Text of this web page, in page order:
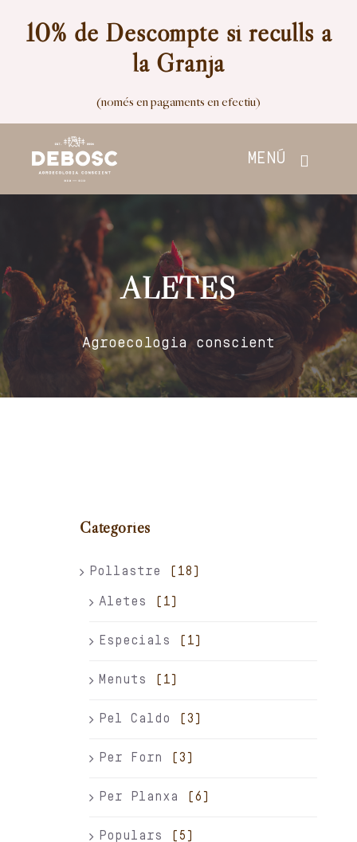
10% de Descompte si reculls a
la Granja
(només en pagaments en efectiu)
MENÚ
Nosaltres
Carret
ALETES
Agroecologia conscient
Categories
Pollastre (18)
Aletes (1)
Especials (1)
Menuts (1)
Pel Caldo (3)
Per Forn (3)
Per Planxa (6)
Populars (5)